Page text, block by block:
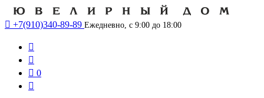
 +7(910)340-89-89 Ежедневно, с 9:00 до 18:00


 0
